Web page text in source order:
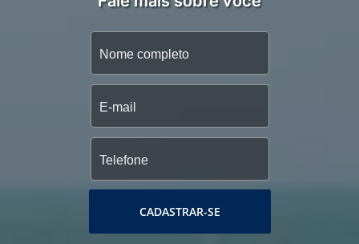
CADASTRAR-SE